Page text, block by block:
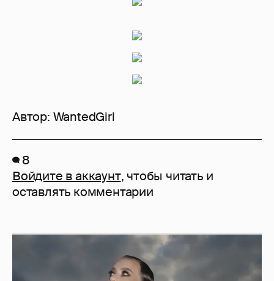
Автор: WantedGirl
8
Войдите в аккаунт, чтобы читать и
оставлять комментарии